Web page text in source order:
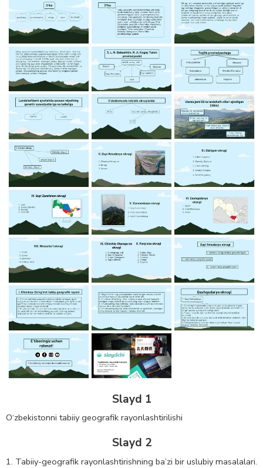
Slayd 1
O‘zbekistonni tabiiy geografik rayonlashtirilishi
Slayd 2
1. Tabiiy-geografik rayonlashtirishning ba’zi bir uslubiy masalalari.